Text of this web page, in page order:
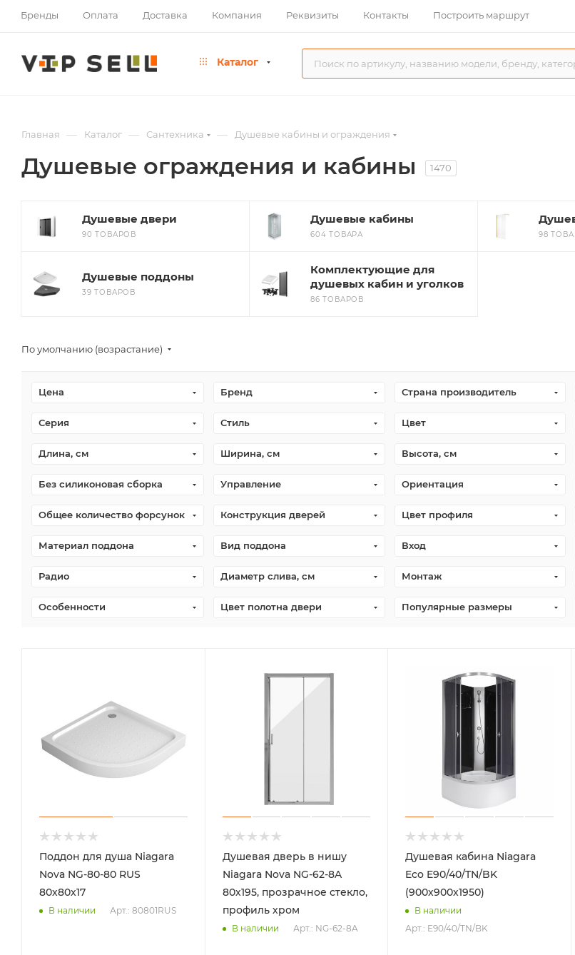
Бренды Оплата Доставка Компания Реквизиты Контакты Построить маршрут
Каталог
Главная — Каталог — Сантехника — Душевые кабины и ограждения
Душевые ограждения и кабины 1470
Душевые двери
90 ТОВАРОВ
Душевые кабины
604 ТОВАРА 98
Душевые поддоны
39 ТОВАРОВ
Комплектующие для
душевых кабин и уголков
86 ТОВАРОВ
По умолчанию (возрастание)
Цена Бренд Страна производитель
Серия Стиль Цвет
Длина, см Ширина, см Высота, см
Без силиконовая сборка Управление Ориентация
Общее количество форсунок Конструкция дверей Цвет профиля
Материал поддона Вид поддона Вход
Радио Диаметр слива, см Монтаж
Особенности Цвет полотна двери Популярные размеры
Поддон для душа Niagara
Nova NG-80-80 RUS
80х80х17
В наличии Арт.: 80801RUS
Душевая дверь в нишу
Niagara Nova NG-62-8A
80х195, прозрачное стекло,
профиль хром
В наличии Арт.: NG-62-8A
Душевая кабина Niagara
Eco E90/40/TN/BK
(900х900х1950)
В наличии
Арт.: E90/40/TN/BK